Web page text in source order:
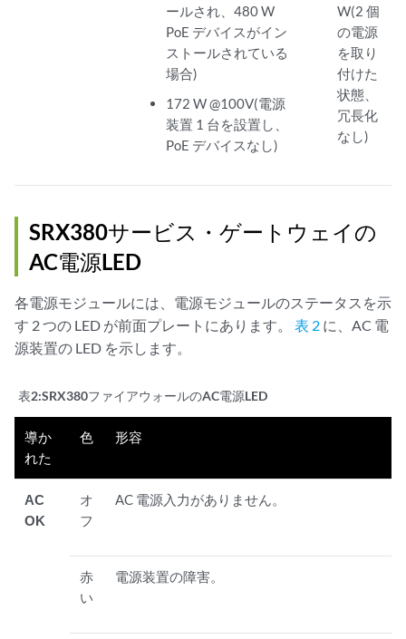
ールされ、480 W
PoE デバイスがイン
ストールされている
場合)
172 W @100V(電源
装置 1 台を設置し、
PoE デバイスなし)
W(2 個
の電源
を取り
付けた
状態、
冗長化
なし)
SRX380サービス・ゲートウェイの
AC電源LED
各電源モジュールには、電源モジュールのステータスを示
す 2 つの LED が前面プレートにあります。 表 2 に、AC 電
源装置の LED を示します。
表2:SRX380ファイアウォールのAC電源LED
導か
れた
色 形容
AC
OK
オ
フ
AC 電源入力がありません。
赤
い
電源装置の障害。